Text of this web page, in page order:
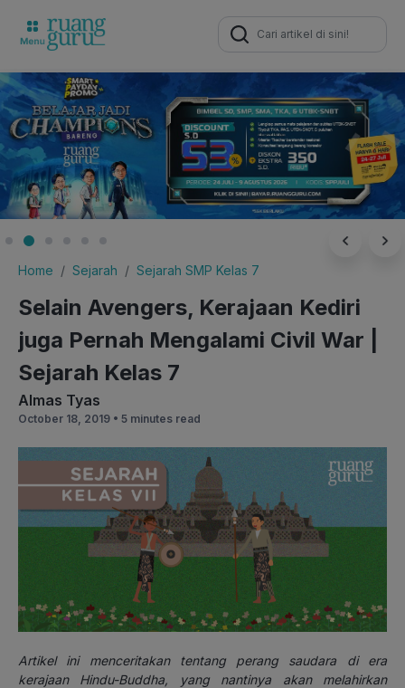
Search
for:
Home Sejarah Sejarah SMP Kelas 7
Selain Avengers, Kerajaan Kediri
juga Pernah Mengalami Civil War |
Sejarah Kelas 7
Almas Tyas
October 18, 2019 • 5 minutes read
Artikel ini menceritakan tentang perang saudara di era
kerajaan Hindu-Buddha, yang nantinya akan melahirkan